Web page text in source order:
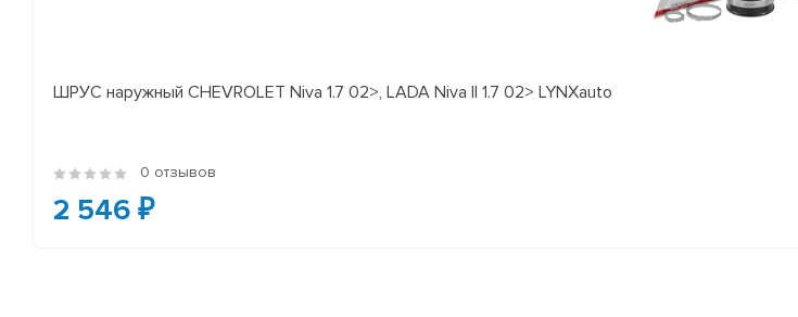
ШРУС наружный CHEVROLET Niva 1.7 02>, LADA Niva II 1.7 02> LYNXauto
0 отзывов
2 546 ₽